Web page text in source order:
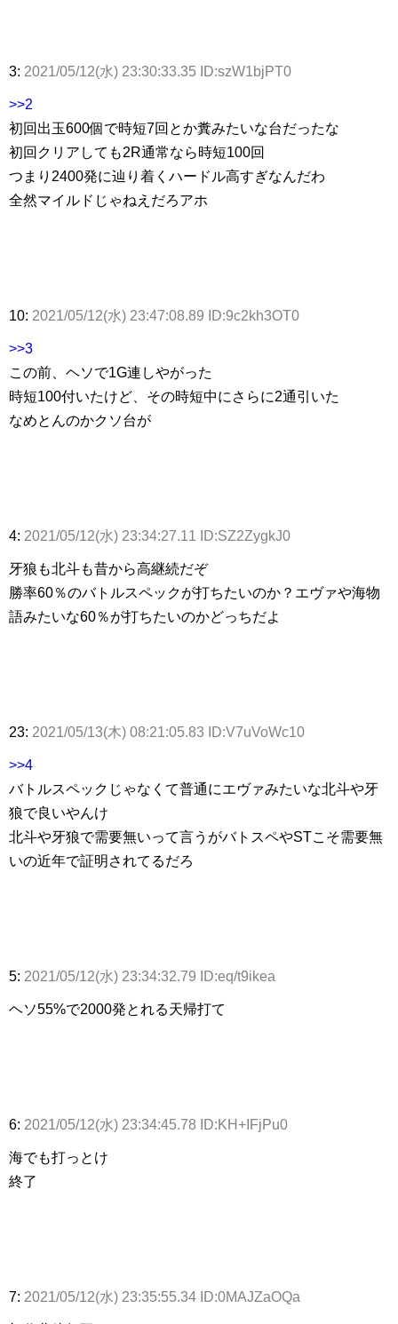
3: 2021/05/12(水) 23:30:33.35 ID:szW1bjPT0
>>2
初回出玉600個で時短7回とか糞みたいな台だったな
初回クリアしても2R通常なら時短100回
つまり2400発に辿り着くハードル高すぎなんだわ
全然マイルドじゃねえだろアホ
10: 2021/05/12(水) 23:47:08.89 ID:9c2kh3OT0
>>3
この前、ヘソで1G連しやがった
時短100付いたけど、その時短中にさらに2通引いた
なめとんのかクソ台が
4: 2021/05/12(水) 23:34:27.11 ID:SZ2ZygkJ0
牙狼も北斗も昔から高継続だぞ
勝率60％のバトルスペックが打ちたいのか？エヴァや海物
語みたいな60％が打ちたいのかどっちだよ
23: 2021/05/13(木) 08:21:05.83 ID:V7uVoWc10
>>4
バトルスペックじゃなくて普通にエヴァみたいな北斗や牙
狼で良いやんけ
北斗や牙狼で需要無いって言うがバトスペやSTこそ需要無
いの近年で証明されてるだろ
5: 2021/05/12(水) 23:34:32.79 ID:eq/t9ikea
ヘソ55%で2000発とれる天帰打て
6: 2021/05/12(水) 23:34:45.78 ID:KH+IFjPu0
海でも打っとけ
終了
7: 2021/05/12(水) 23:35:55.34 ID:0MAJZaOQa